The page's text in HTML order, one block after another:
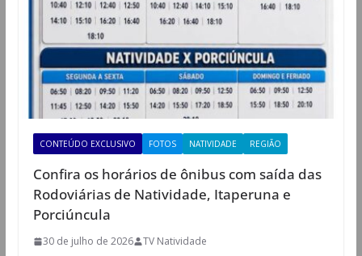
CONTEÚDO EXCLUSIVO FOTOS NATIVIDADE REGIÃO
Confira os horários de ônibus com saída das
Rodoviárias de Natividade, Itaperuna e
Porciúncula
30 de julho de 2026 TV Natividade